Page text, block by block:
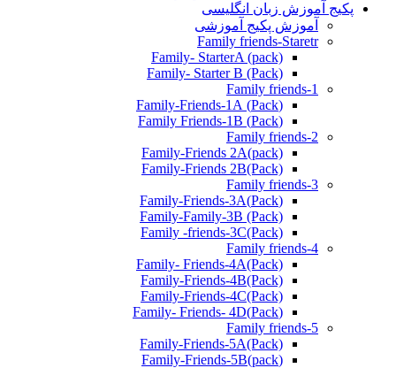
پکیج آموزش زبان انگلیسی
آموزش پکیج آموزشی
Family friends-Staretr
Family- StarterA (pack)
Family- Starter B (Pack)
Family friends-1
(Pack) Family-Friends-1A
(Pack) Family Friends-1B
Family friends-2
Family-Friends 2A(pack)
Family-Friends 2B(Pack)
Family friends-3
(Pack)Family-Friends-3A
Family-Family-3B (Pack)
Family -friends-3C(Pack)
Family friends-4
Family- Friends-4A(Pack)
Family-Friends-4B(Pack)
Family-Friends-4C(Pack)
(Pack)Family- Friends- 4D
Family friends-5
Family-Friends-5A(Pack)
(pack)Family-Friends-5B